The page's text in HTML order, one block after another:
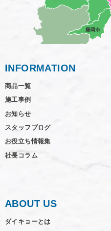
INFORMATION
商品一覧
施工事例
お知らせ
スタッフブログ
お役立ち情報集
社長コラム
ABOUT US
ダイキョーとは